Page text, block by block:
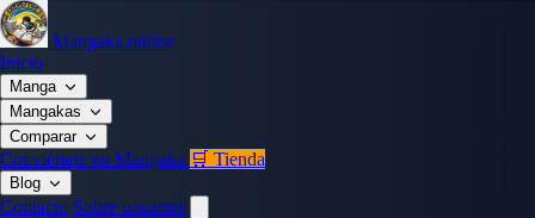
Mangaka.online
Inicio
Manga
Mangakas
Comparar
Conviértete en Mangaka 🛒 Tienda
Blog
Contacto Sobre nosotros